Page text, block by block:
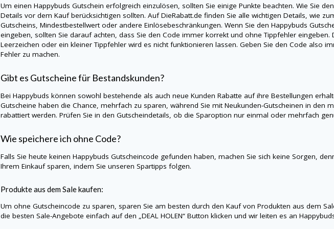
Um einenHappybudsGutschein erfolgreich einzulösen, sollten Sie einige Punkte beachten. Wie Sie
Details vor dem Kauf berücksichtigen sollten. AufDieRabatt.de finden Sie alle wichtigen Details, wie
Gutscheins, Mindestbestellwert oder andere Einlösebeschränkungen. Wenn Sie denHappybuds
eingeben, sollten Sie darauf achten, dass Sie den Code immer korrekt und ohne Tippfehler eingeben.
Leerzeichen oder ein kleiner Tippfehler wird es nicht funktionieren lassen. Geben Sie den Code also
Fehler zu machen.
Gibt es Gutscheine für Bestandskunden?
BeiHappybudskönnen sowohl bestehende als auch neue Kunden Rabatte auf ihre Bestellungen
Gutscheine haben die Chance, mehrfach zu sparen, während Sie mit Neukunden-Gutscheinen in den
rabattiert werden. Prüfen Sie in den Gutscheindetails, ob die Sparoption nur einmal oder mehrfach
Wie speichere ich ohne Code?
Falls Sie heute keinenHappybudsGutscheincode gefunden haben, machen Sie sich keine Sorgen,
Ihrem Einkauf sparen, indem Sie unseren Spartipps folgen.
Produkte aus dem Sale kaufen:
Um ohne Gutscheincode zu sparen, sparen Sie am besten durch den Kauf von Produkten aus dem
die besten Sale-Angebote einfach auf den „DEAL HOLEN“ Button klicken und wir leiten es an